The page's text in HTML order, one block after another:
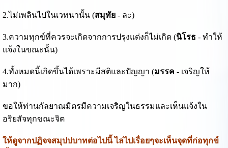
2.ไม่เพลินไปในเวทนานั้น (สมุทัย- ละ)
3.ความทุกข์ที่ควรจะเกิดจากการปรุงแต่งก็ไม่เกิด (นิโรธ - ทำให้
แจ้งในขณะนั้น)
4.ทั้งหมดนี้เกิดขึ้นได้เพราะมีสติและปัญญา (มรรค - เจริญให้
มาก)
ขอให้ท่านกัลยาณมิตรมีความเจริญในธรรมและเห็นแจ้งใน
อริยสัจทุกขณะจิต
ให้ดูจากปฏิจจสมุปปบาทต่อไปนี้ ไล่ไปเรื่อยๆจะเห็นจุดที่ก่อทุกข์